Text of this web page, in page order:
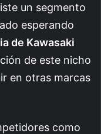
un segmento
esperando
de Kawasaki
de este nicho
en otras marcas
como